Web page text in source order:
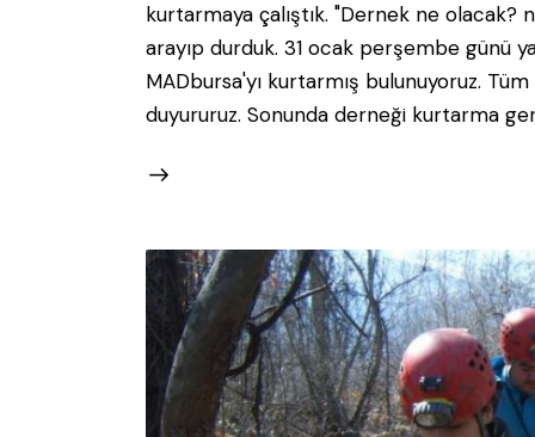
kurtarmaya çalıştık. "Dernek ne olacak?
arayıp durduk. 31 ocak perşembe günü
MADbursa'yı kurtarmış bulunuyoruz.
duyururuz. Sonunda derneği kurtarma